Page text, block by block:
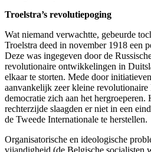
Troelstra’s revolutiepoging
Wat niemand verwachtte, gebeurde
Troelstra deed in november 1918 een
Deze was ingegeven door de
revolutionaire ontwikkelingen in
elkaar te storten. Mede door
aanvankelijk zeer kleine
democratie zich aan het hergroeperen.
rechterzijde slaagden er niet in een
de Tweede Internationale te herstellen.
Organisatorische en ideologische
vijandigheid (de Belgische socialisten